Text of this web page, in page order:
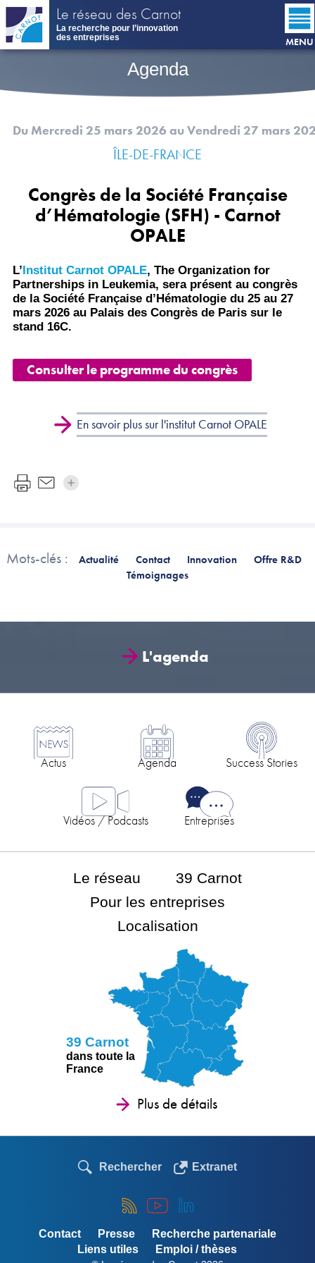
Aller
contenu
principal
Le réseau des Carnot
La recherche pour l’innovation
des entreprises
MENU
Agenda
Du Mercredi 25 mars 2026 au Vendredi 27 mars
ÎLE-DE-FRANCE
Congrès de la Société Française
d’Hématologie (SFH) - Carnot
OPALE
L’ Institut Carnot OPALE, The Organization for
Partnerships in Leukemia, sera présent au congrès
de la Société Française d’Hématologie du 25 au 27
mars 2026 au Palais des Congrès de Paris sur le
stand 16C.
Consulter le programme du congrès
En savoir plus sur l'institut Carnot OPALE
Mots-clés : Actualité Contact Innovation
Offre R&D
Témoignages
L'agenda
Actus Agenda Success Stories
Vidéos / Podcasts Entreprises
Le réseau
39 Carnot
Pour les entreprises
Localisation
39 Carnot
dans toute la
France
Plus de détails
Rechercher Extranet
Contact Presse
Recherche partenariale
Liens utiles
Emploi / thèses